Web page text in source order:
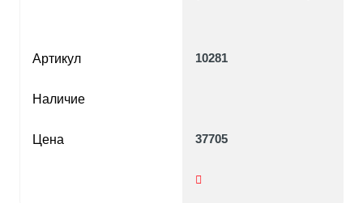
Артикул
Наличие
Цена
10281
37705